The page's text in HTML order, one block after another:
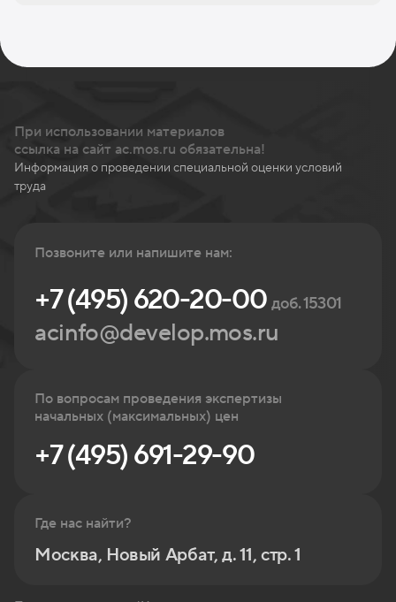
При использовании материалов
ссылка на сайт ac.mos.ru обязательна!
Информация о проведении специальной оценки условий
труда
Позвоните или напишите нам:
+7 (495) 620-20-00доб. 15301
acinfo@develop.mos.ru
По вопросам проведения экспертизы
начальных (максимальных) цен
+7 (495) 691-29-90
Где нас найти?
Москва, Новый Арбат, д. 11, стр. 1